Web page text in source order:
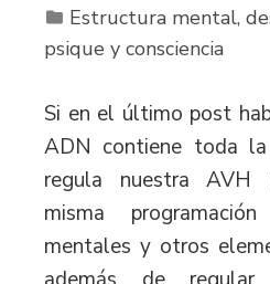
Estructura mental,
psique y consciencia
Si en el último post
ADN contiene toda la
regula nuestra AVH
misma
mentales y otros